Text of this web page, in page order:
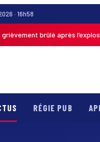
· 16h58
brûlé après l’explosion
RÉGIE PUB